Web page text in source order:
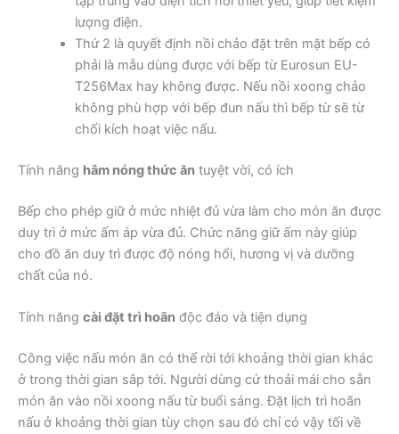
lượng điện.
Thứ 2 là quyết định nồi chảo đặt trên mặt bếp có
phải là mẫu dùng được với bếp từ Eurosun EU-
T256Max hay không được. Nếu nồi xoong chảo
không phù hợp với bếp đun nấu thì bếp từ sẽ từ
chối kích hoạt việc nấu.
Tính năng hâm nóng thức ăn tuyệt vời, có ích
Bếp cho phép giữ ở mức nhiệt đủ vừa làm cho món ăn được
duy trì ở mức ấm áp vừa đủ. Chức năng giữ ấm này giúp
cho đồ ăn duy trì được độ nóng hổi, hương vị và dưỡng
chất của nó.
Tính năng cài đặt trì hoãn độc đáo và tiện dụng
Công việc nấu món ăn có thể rời tới khoảng thời gian khác
ở trong thời gian sắp tới. Người dùng cứ thoải mái cho sẵn
món ăn vào nồi xoong nấu từ buổi sáng. Đặt lịch trì hoãn
nấu ở khoảng thời gian tùy chọn sau đó chỉ có vậy tối về